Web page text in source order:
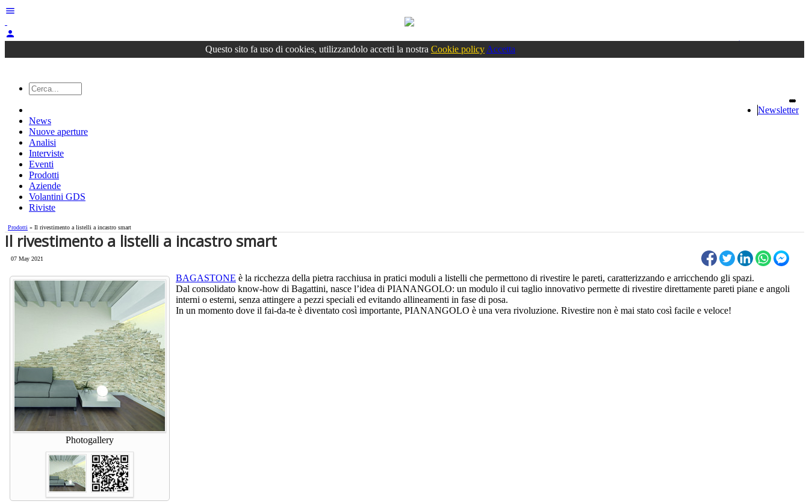
menu
person
Accedioppure registrati
Questo sito fa uso di cookies, utilizzandolo accetti la nostra Cookie policy Accetta
Newsletter
News
Nuove aperture
Analisi
Interviste
Eventi
Prodotti
Aziende
Volantini GDS
Riviste
Prodotti » Il rivestimento a listelli a incastro smart
Il rivestimento a listelli a incastro smart
07 May 2021
Photogallery
BAGASTONE è la ricchezza della pietra racchiusa in pratici moduli a listelli che permettono di rivestire le pareti, caratterizzando e arricchendo gli spazi.
Dal consolidato know-how di Bagattini, nasce l’idea di PIANANGOLO: un modulo il cui taglio innovativo permette di rivestire direttamente pareti piane e angoli
interni o esterni, senza attingere a pezzi speciali ed evitando allineamenti in fase di posa.
In un momento dove il fai-da-te è diventato così importante, PIANANGOLO è una vera rivoluzione. Rivestire non è mai stato così facile e veloce!